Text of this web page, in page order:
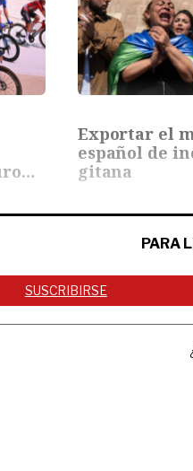
Exportar el
español de
gitana
PARA
SUSCRIBIRSE